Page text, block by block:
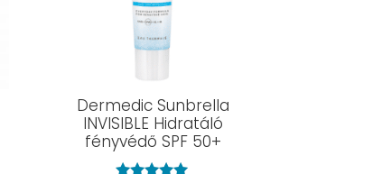
Dermedic Sunbrella
INVISIBLE Hidratáló
fényvédő SPF 50+